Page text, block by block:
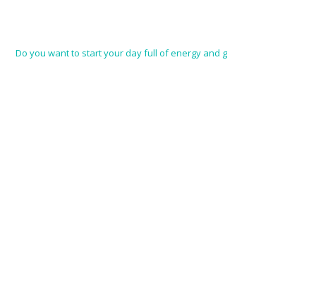
Do you want to start your day full of energy and g